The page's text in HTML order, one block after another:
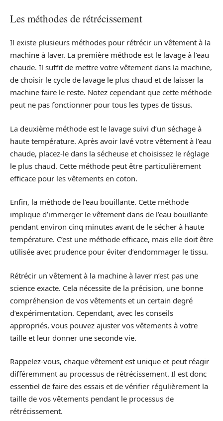
Les méthodes de rétrécissement
Il existe plusieurs méthodes pour rétrécir un vêtement à la
machine à laver. La première méthode est le lavage à l’eau
chaude. Il suffit de mettre votre vêtement dans la machine,
de choisir le cycle de lavage le plus chaud et de laisser la
machine faire le reste. Notez cependant que cette méthode
peut ne pas fonctionner pour tous les types de tissus.
La deuxième méthode est le lavage suivi d’un séchage à
haute température. Après avoir lavé votre vêtement à l’eau
chaude, placez-le dans la sécheuse et choisissez le réglage
le plus chaud. Cette méthode peut être particulièrement
efficace pour les vêtements en coton.
Enfin, la méthode de l’eau bouillante. Cette méthode
implique d’immerger le vêtement dans de l’eau bouillante
pendant environ cinq minutes avant de le sécher à haute
température. C’est une méthode efficace, mais elle doit être
utilisée avec prudence pour éviter d’endommager le tissu.
Rétrécir un vêtement à la machine à laver n’est pas une
science exacte. Cela nécessite de la précision, une bonne
compréhension de vos vêtements et un certain degré
d’expérimentation. Cependant, avec les conseils
appropriés, vous pouvez ajuster vos vêtements à votre
taille et leur donner une seconde vie.
Rappelez-vous, chaque vêtement est unique et peut réagir
différemment au processus de rétrécissement. Il est donc
essentiel de faire des essais et de vérifier régulièrement la
taille de vos vêtements pendant le processus de
rétrécissement.